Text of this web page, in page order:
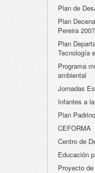
Plan de
Plan
Pereira
Plan
Tecnología
Programa
ambiental
Jornadas
Infantes a
Plan Padrino
CEFORMA
Centro de
Educación
Proyecto